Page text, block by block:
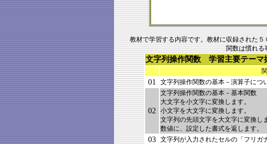
教材で学習する内容です。教材に収録された
関数は慣れる
文字列操作関数 学習主要テーマ
01 文字列操作関数の基本－演算子につ
02
文字列操作関数の基本－基本関数
大文字を小文字に変換します。
小文字を大文字に変換します。
文字列の先頭文字を大文字に変換し
数値に、設定した書式を返します。
03 文字列が入力されたセルの「フリガ